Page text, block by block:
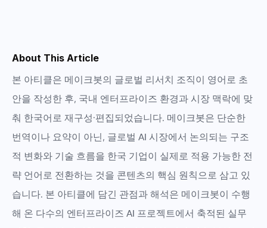
About This Article
본 아티클은 메이크봇의 글로벌 리서치 조직이 영어로 초
안을 작성한 후, 국내 엔터프라이즈 환경과 시장 맥락에 맞
춰 한국어로 재구성·편집되었습니다. 메이크봇은 단순한
번역이나 요약이 아닌, 글로벌 AI 시장에서 논의되는 구조
적 변화와 기술 흐름을 한국 기업이 실제로 적용 가능한 전
략 언어로 전환하는 것을 콘텐츠의 핵심 원칙으로 삼고 있
습니다. 본 아티클에 담긴 관점과 해석은 메이크봇이 수행
해 온 다수의 엔터프라이즈 AI 프로젝트에서 축적된 실무